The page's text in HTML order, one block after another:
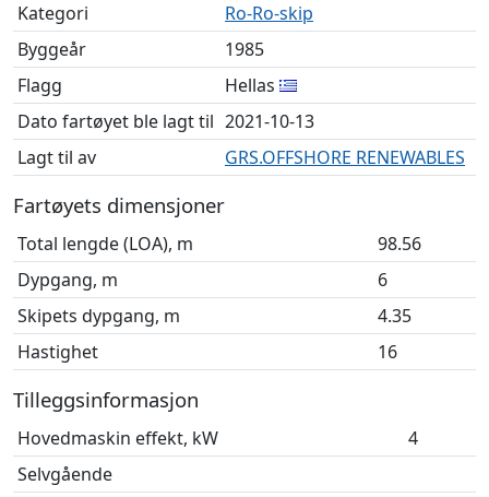
Kategori
Ro-Ro-skip
Byggeår
1985
Flagg
Hellas
Dato fartøyet ble lagt til 2021-10-13
Lagt til av
GRS.OFFSHORE RENEWABLES
Fartøyets dimensjoner
Total lengde (LOA), m
98.56
Dypgang, m
6
Skipets dypgang, m
4.35
Hastighet
16
Tilleggsinformasjon
Hovedmaskin effekt, kW
4
Selvgående